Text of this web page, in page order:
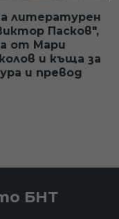
литературен
Пасков",
от Мари
и къща за
и превод
БНТ